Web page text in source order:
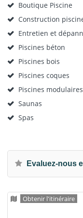
Boutique Piscine
Construction
Entretien et
Piscines béton
Piscines bois
Piscines coques
Piscines modulaires
Saunas
Spas
Evaluez-nous
Obtenir l'itinéraire